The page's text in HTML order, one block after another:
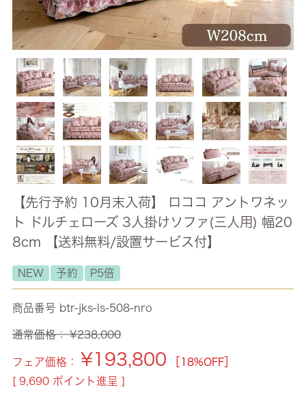
【先行予約 10月末入荷】 ロココ アントワネッ
ト ドルチェローズ 3人掛けソファ(三人用) 幅20
8cm 【送料無料/設置サービス付】
NEW 予約 P5倍
商品番号 btr-jks-ls-508-nro
通常価格： ¥238,000
フェア価格： ¥193,800
［18%OFF］
[ 9,690 ポイント進呈 ]